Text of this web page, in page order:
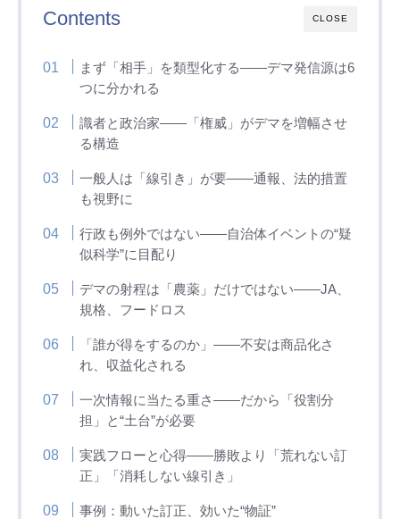
CLOSE
Contents
まず「相手」を類型化する——デマ発信源は6
つに分かれる
識者と政治家——「権威」がデマを増幅させ
る構造
一般人は「線引き」が要——通報、法的措置
も視野に
行政も例外ではない——自治体イベントの“疑
似科学”に目配り
デマの射程は「農薬」だけではない——JA、
規格、フードロス
「誰が得をするのか」——不安は商品化さ
れ、収益化される
一次情報に当たる重さ——だから「役割分
担」と“土台”が必要
実践フローと心得——勝敗より「荒れない訂
正」「消耗しない線引き」
事例：動いた訂正、効いた“物証”